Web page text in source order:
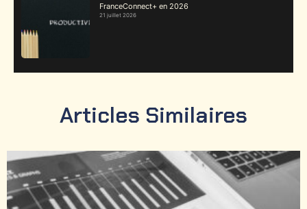
FranceConnect+ en 2026
21 juillet 2026
Articles Similaires